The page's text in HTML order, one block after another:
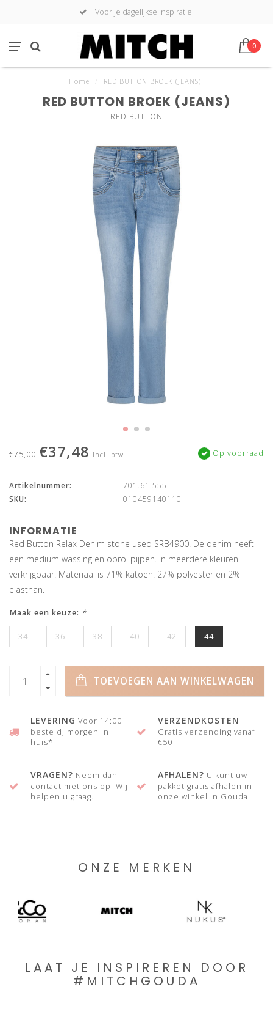
Voor je dagelijkse inspiratie!
0
Home RED BUTTON BROEK (JEANS)
RED BUTTON BROEK (JEANS)
RED BUTTON
€75,00 €37,48 Incl. btw Op voorraad
Artikelnummer:
701.61.555
SKU:
010459140110
INFORMATIE
Red Button Relax Denim stone used SRB4900. De denim heeft
een medium wassing en oprol pijpen. In meerdere kleuren
verkrijgbaar. Materiaal is 71% katoen. 27% polyester en 2%
elasthan.
Maak een keuze: *
34 36 38 40 42 44
TOEVOEGEN AAN WINKELWAGEN
LEVERING Voor 14:00
besteld, morgen in
huis*
VERZENDKOSTEN
Gratis verzending vanaf
€50
VRAGEN? Neem dan
contact met ons op! Wij
helpen u graag.
AFHALEN? U kunt uw
pakket gratis afhalen in
onze winkel in Gouda!
ONZE MERKEN
LAAT JE INSPIREREN DOOR
#MITCHGOUDA